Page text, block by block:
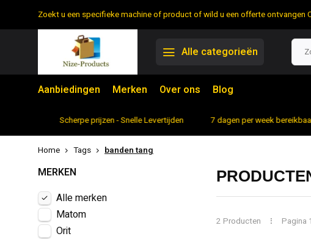
Zoekt u een specifieke machine of product of wild u een offerte
Alle categorieën
Aanbiedingen Merken Over ons Blog
Scherpe prijzen - Snelle Levertijden 7 dagen per week
Home Tags banden tang
MERKEN
Alle merken
Matom
Orit
2 Producten Pagina